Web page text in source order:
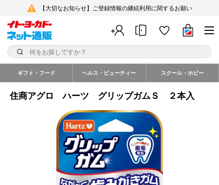
【大切なお知らせ】ご登録情報の継続利用に関するお願い
ギフト・フード ヘルス・ビューティー スクール・ホビー
住商アグロ ハーツ グリップガムＳ ２本入